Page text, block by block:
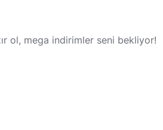
ol, mega indirimler seni bekliyor!